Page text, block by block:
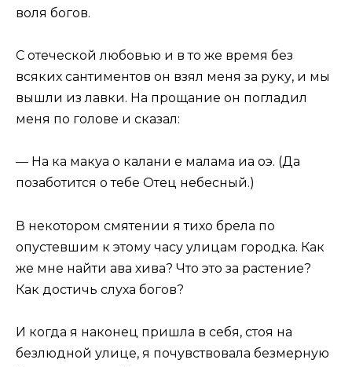
воля богов.
С отеческой любовью и в то же время без
всяких сантиментов он взял меня за руку, и мы
вышли из лавки. На прощание он погладил
меня по голове и сказал:
— На ка макуа о калани е малама иа оэ. (Да
позаботится о тебе Отец небесный.)
В некотором смятении я тихо брела по
опустевшим к этому часу улицам городка. Как
же мне найти ава хива? Что это за растение?
Как достичь слуха богов?
И когда я наконец пришла в себя, стоя на
безлюдной улице, я почувствовала безмерную